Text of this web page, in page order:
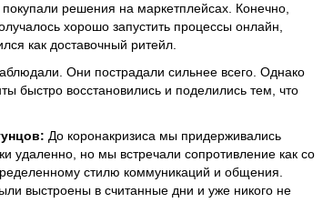
решения на маркетплейсах. Конечно,
хорошо запустить процессы онлайн,
как доставочный ритейл.
Они пострадали сильнее всего. Однако
быстро восстановились и поделились тем, что
До коронакризиса мы придерживались
удаленно, но мы встречали сопротивление как со
стилю коммуникаций и общения.
выстроены в считанные дни и уже никого не